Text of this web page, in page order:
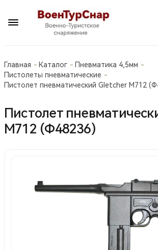
Главная Каталог
Пневматика 4,5мм
Пистолеты пневматические
Пистолет пневматический Gletcher M712
Пистолет
M712 (Ф48236)